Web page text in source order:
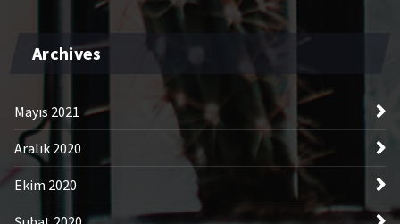
Archives
Mayıs 2021
Aralık 2020
Ekim 2020